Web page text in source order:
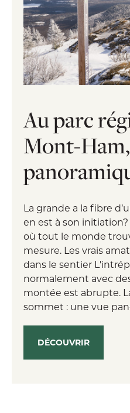
Au parc
Mont-
La grande a la fibre
en est à son
où tout le monde
mesure. Les vrais
dans le sentier
normalement avec
montée est abrupte.
sommet : une vue
DÉCOUVRIR